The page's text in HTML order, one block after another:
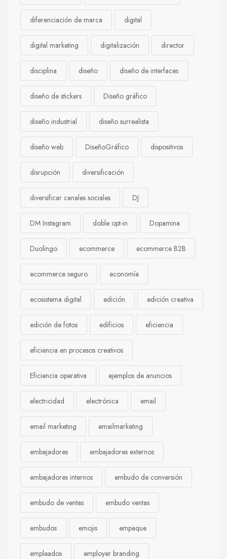
diferenciación de marca digital
digital marketing digitalización director
disciplina diseño diseño de interfaces
diseño de stickers Diseño gráfico
diseño industrial diseño surrealista
diseño web DiseñoGráfico dispositivos
disrupción diversificación
diversificar canales sociales DJ
DM Instagram doble opt-in Dopamina
Duolingo ecommerce ecommerce B2B
ecommerce seguro economía
ecosistema digital edición edición creativa
edición de fotos edificios eficiencia
eficiencia en procesos creativos
Eficiencia operativa ejemplos de anuncios
electricidad electrónica email
email marketing emailmarketing
embajadores embajadores externos
embajadores internos embudo de conversión
embudo de ventas embudo ventas
embudos emojis empaque
empleados employer branding